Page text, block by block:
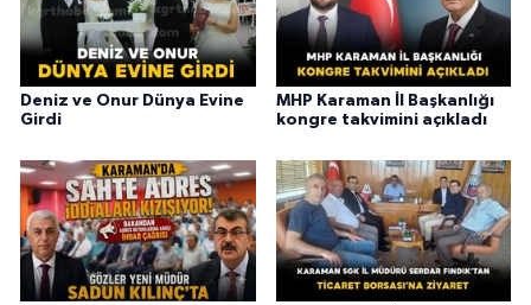
Deniz ve Onur Dünya Evine
Girdi
MHP Karaman İl Başkanlığı
kongre takvimini açıkladı